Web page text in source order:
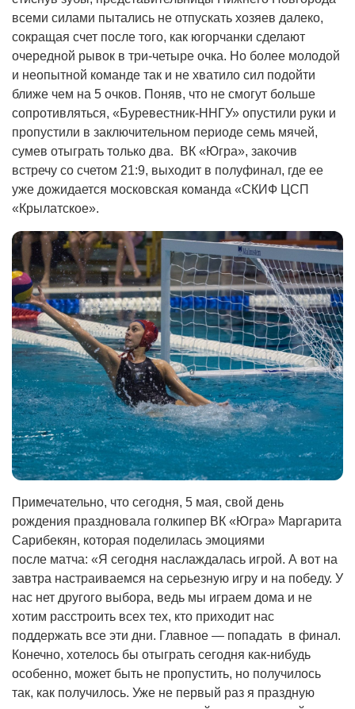
всеми силами пытались не отпускать хозяев далеко,
сокращая счет после того, как югорчанки сделают
очередной рывок в три-четыре очка. Но более молодой
и неопытной команде так и не хватило сил подойти
ближе чем на 5 очков. Поняв, что не смогут больше
сопротивляться, «Буревестник-ННГУ» опустили руки и
пропустили в заключительном периоде семь мячей,
сумев отыграть только два. ВК «Югра», закочив
встречу со счетом 21:9, выходит в полуфинал, где ее
уже дожидается московская команда «СКИФ ЦСП
«Крылатское».
Примечательно, что сегодня, 5 мая, свой день
рождения праздновала голкипер ВК «Югра» Маргарита
Сарибекян, которая поделилась эмоциями
после матча: «Я сегодня наслаждалась игрой. А вот на
завтра настраиваемся на серьезную игру и на победу. У
нас нет другого выбора, ведь мы играем дома и не
хотим расстроить всех тех, кто приходит нас
поддержать все эти дни. Главное — попадать в финал.
Конечно, хотелось бы отыграть сегодня как-нибудь
особенно, может быть не пропустить, но получилось
так, как получилось. Уже не первый раз я праздную